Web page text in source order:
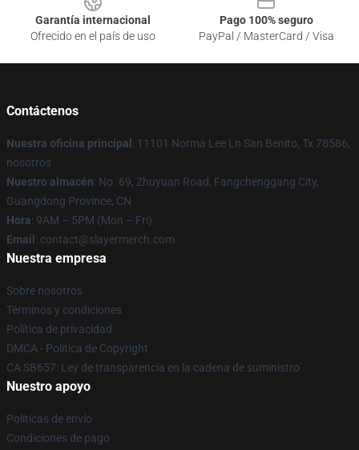
Garantía internacional
Ofrecido en el país de uso
Pago 100% seguro
PayPal / MasterCard / Visa
Contáctenos
Nuestra oficina principal : 11101 Norma Lee Ln San Benito, Tx 78586,
nosotros
Nuestro almacén: No. 69, Zhuyuan Road, Fangchenggang City,
Guangdong Province, CN
Hora: 9AM – 5PM (Mon – Fri)
Email : contact@slayermerch.com
Nuestra empresa
Sobre nosotros
Términos y condiciones
Política de privacidad
DMCA - Política de Copyright
CA SB657: Ley de transparencia en la cadena de suministro
Nuestro apoyo
Políticas de envío
Condiciones de pago